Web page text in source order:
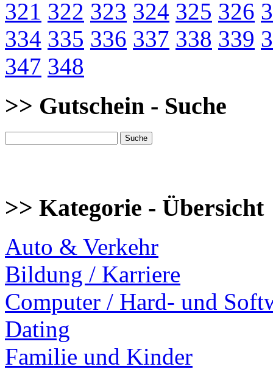
321 322 323 324 325 326
334 335 336 337 338 339
347 348
>> Gutschein - Suche
>> Kategorie - Übersicht
Auto & Verkehr
Bildung / Karriere
Computer / Hard- und
Dating
Familie und Kinder